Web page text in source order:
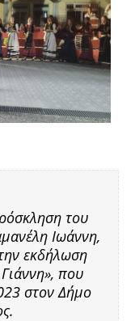
του
Ιωάννη,
εκδήλωση
που
στον Δήμο